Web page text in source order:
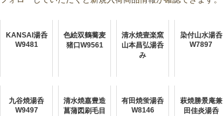
KANSAI湯呑
W9481
色絵双鶴蕎麦
猪口W9561
清水焼壹楽窯
山本昌弘湯呑
み
染付山水湯呑
W7897
九谷焼湯呑
W9497
清水焼嘉豊造
菖蒲図刷毛目
有田焼蛍湯呑
W8146
萩焼勝景庵兼
田佳炎湯呑